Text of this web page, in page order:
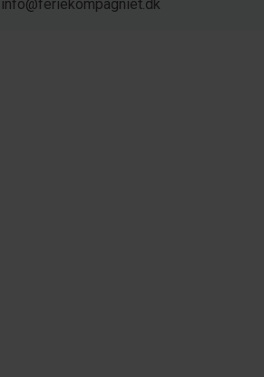
info@feriekompagniet.dk